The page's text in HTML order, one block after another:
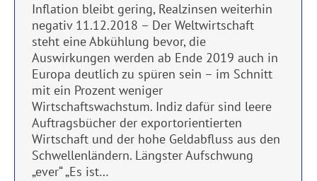
Inflation bleibt gering, Realzinsen weiterhin
negativ 11.12.2018 – Der Weltwirtschaft
steht eine Abkühlung bevor, die
Auswirkungen werden ab Ende 2019 auch in
Europa deutlich zu spüren sein – im Schnitt
mit ein Prozent weniger
Wirtschaftswachstum. Indiz dafür sind leere
Auftragsbücher der exportorientierten
Wirtschaft und der hohe Geldabfluss aus den
Schwellenländern. Längster Aufschwung
„ever“ „Es ist…